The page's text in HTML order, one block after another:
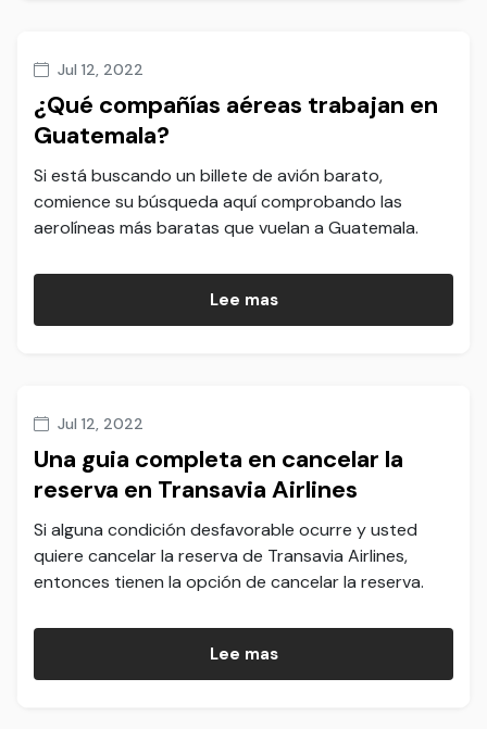
Jul 12, 2022
¿Qué compañías aéreas trabajan en
Guatemala?
Si está buscando un billete de avión barato,
comience su búsqueda aquí comprobando las
aerolíneas más baratas que vuelan a Guatemala.
Lee mas
Jul 12, 2022
Una guia completa en cancelar la
reserva en Transavia Airlines
Si alguna condición desfavorable ocurre y usted
quiere cancelar la reserva de Transavia Airlines,
entonces tienen la opción de cancelar la reserva.
Lee mas